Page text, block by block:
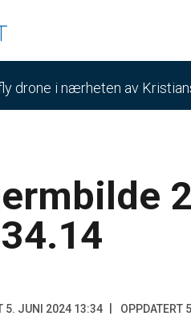
drone i nærheten av
5. JUNI 2024 13:34 OPPDATERT